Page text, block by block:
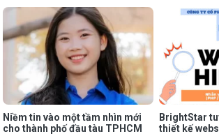
Niềm tin vào một tầm nhìn mới
cho thành phố đầu tàu TPHCM
BrightStar
thiết kế